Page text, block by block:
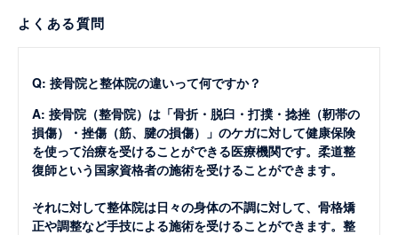
よくある質問
Q: 接骨院と整体院の違いって何ですか？
A: 接骨院（整骨院）は「骨折・脱臼・打撲・捻挫（靭帯の
損傷）・挫傷（筋、腱の損傷）」のケガに対して健康保険
を使って治療を受けることができる医療機関です。柔道整
復師という国家資格者の施術を受けることができます。
それに対して整体院は日々の身体の不調に対して、骨格矯
正や調整など手技による施術を受けることができます。整